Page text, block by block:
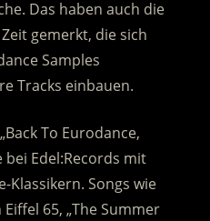
Das haben auch die
gemerkt, die sich
Samples
Tracks einbauen.
To Eurodance,
bei Edel:Records mit
Klassikern. Songs wie
Eiffel 65, „The Summer